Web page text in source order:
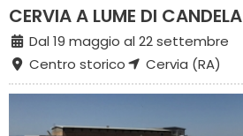
CERVIA A LUME DI CANDELA
Dal 19 maggio al 22 settembre
Centro storico
Cervia (RA)